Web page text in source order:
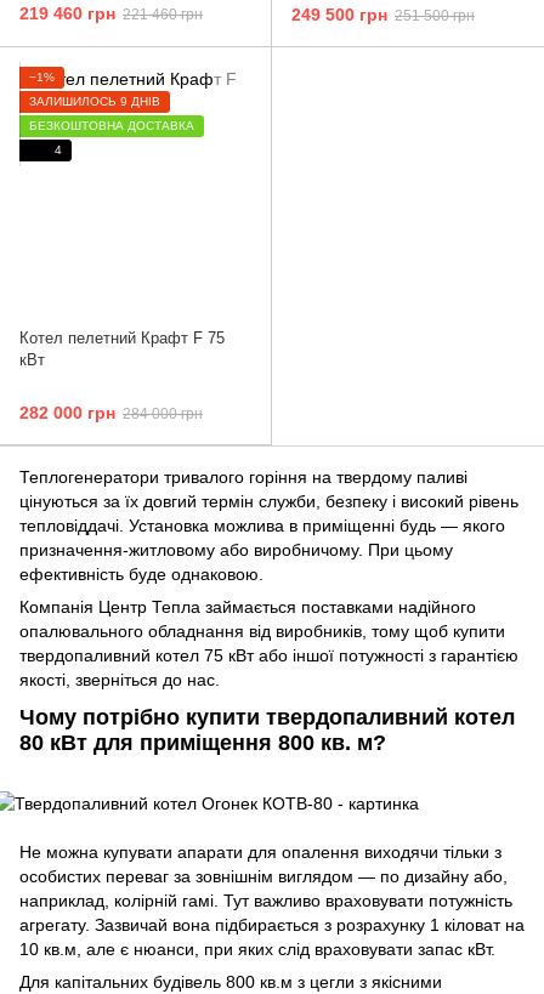
219 460 грн 221 460 грн 249 500 грн 251 500 грн
−1%
ЗАЛИШИЛОСЬ 9 ДНІВ
БЕЗКОШТОВНА ДОСТАВКА
4
Котел пелетний Крафт F 75
кВт
282 000 грн 284 000 грн
Теплогенератори тривалого горіння на твердому паливі
цінуються за їх довгий термін служби, безпеку і високий рівень
тепловіддачі. Установка можлива в приміщенні будь — якого
призначення-житловому або виробничому. При цьому
ефективність буде однаковою.
Компанія Центр Тепла займається поставками надійного
опалювального обладнання від виробників, тому щоб купити
твердопаливний котел 75 кВт або іншої потужності з гарантією
якості, зверніться до нас.
Чому потрібно купити твердопаливний котел
80 кВт для приміщення 800 кв. м?
Не можна купувати апарати для опалення виходячи тільки з
особистих переваг за зовнішнім виглядом — по дизайну або,
наприклад, колірній гамі. Тут важливо враховувати потужність
агрегату. Зазвичай вона підбирається з розрахунку 1 кіловат на
10 кв.м, але є нюанси, при яких слід враховувати запас кВт.
Для капітальних будівель 800 кв.м з цегли з якісними